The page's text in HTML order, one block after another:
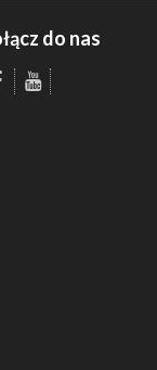
do nas